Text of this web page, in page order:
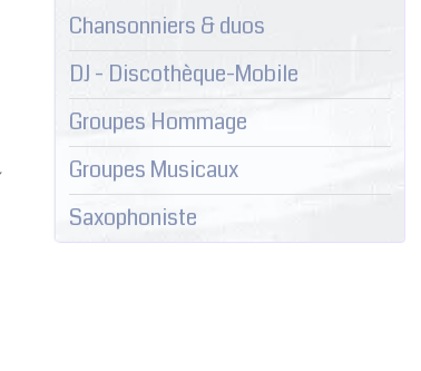
Chansonniers & duos
DJ - Discothèque-Mobile
Groupes Hommage
Groupes Musicaux
Saxophoniste